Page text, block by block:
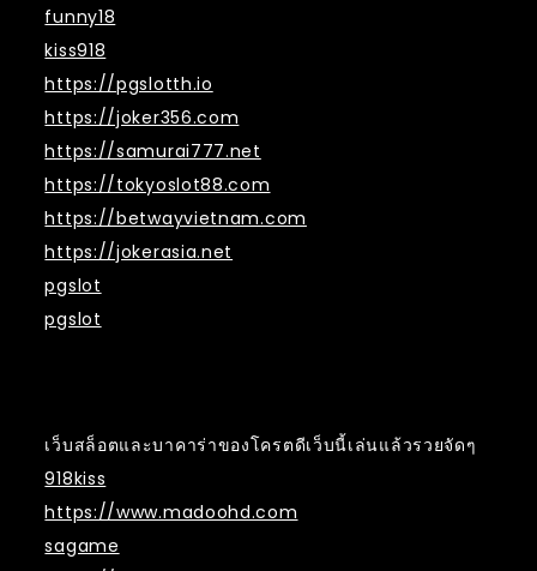
funny18
kiss918
https://pgslotth.io
https://joker356.com
https://samurai777.net
https://tokyoslot88.com
https://betwayvietnam.com
https://jokerasia.net
pgslot
pgslot
เว็บสล็อตและบาคาร่าของโครตดีเว็บนี้เล่นแล้วรวยจัดๆ
918kiss
https://www.madoohd.com
sagame